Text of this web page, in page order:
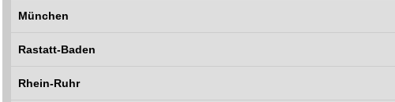
München
Rastatt-Baden
Rhein-Ruhr